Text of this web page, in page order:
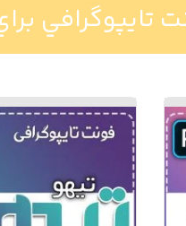
تايپوگرافي